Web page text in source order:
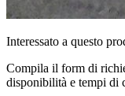
Interessato a questo
Compila il form di
disponibilità e tempi di